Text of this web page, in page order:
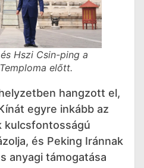
Hszi Csin-ping a
előtt.
hangzott el,
egyre inkább az
kulcsfontosságú
és Peking Iránnak
anyagi támogatása